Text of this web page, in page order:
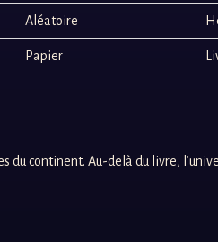
Aléatoire
Papier
du continent. Au-delà du livre,